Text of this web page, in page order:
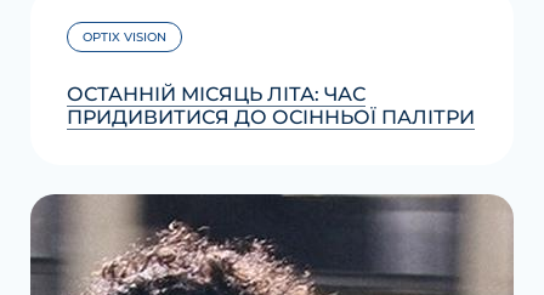
OPTIX VISION
ОСТАННІЙ МІСЯЦЬ ЛІТА: ЧАС
ПРИДИВИТИСЯ ДО ОСІННЬОЇ ПАЛІТРИ